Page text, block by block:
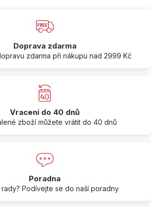
Doprava zdarma
zdarma při nákupu nad 2999 Kč
Vracení do 40 dnů
zboží můžete vrátit do 40 dnů
Poradna
Podívejte se do naší poradny